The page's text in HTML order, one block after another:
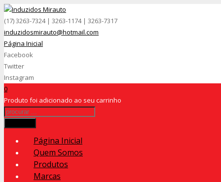
(17) 3263-7324 | 3263-1174 | 3263-7317
induzidosmirauto@hotmail.com
Página Inicial
Facebook
Twitter
Instagram
0
Produto foi adicionado ao seu carrinho
Página Inicial
Quem Somos
Produtos
Marcas